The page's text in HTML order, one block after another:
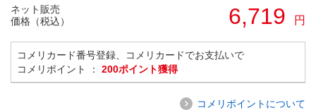
ネット販売
価格（税込）
6,719 円
コメリカード番号登録、コメリカードでお支払いで
コメリポイント ： 200ポイント獲得
コメリポイントについて